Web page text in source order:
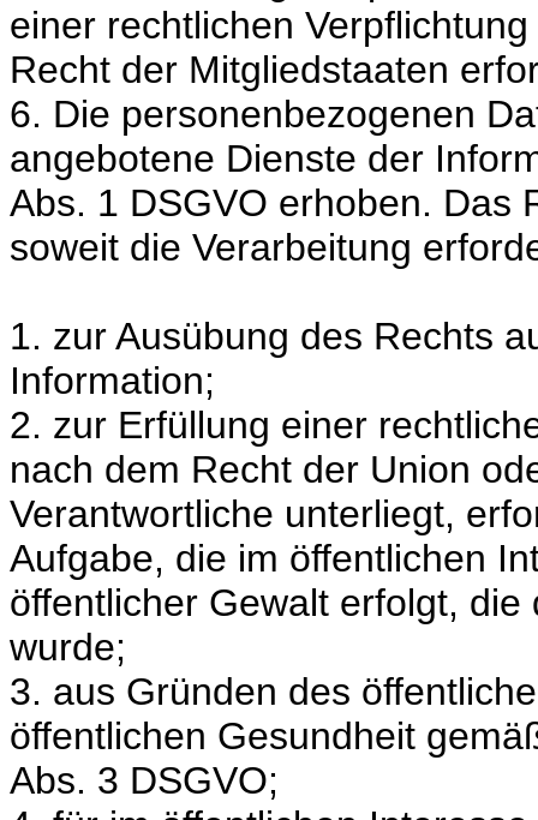
einer rechtlichen
Recht der Mitgliedstaaten
6. Die personenbezogenen
angebotene Dienste der
Abs. 1 DSGVO erhoben. Das
soweit die Verarbeitung
1. zur Ausübung des Rechts
Information;
2. zur Erfüllung einer
nach dem Recht der Union
Verantwortliche unterliegt,
Aufgabe, die im öffentlichen
öffentlicher Gewalt erfolgt,
wurde;
3. aus Gründen des
öffentlichen Gesundheit
Abs. 3 DSGVO;